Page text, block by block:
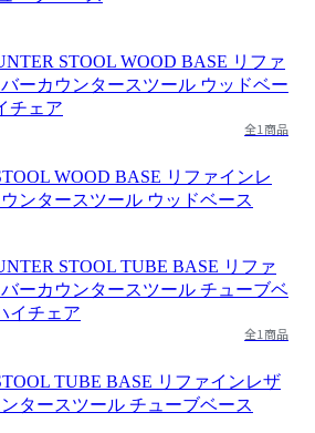
全1商品
WOOD BASE リファインレ
ンタースツール ウッドベース
全1商品
TUBE BASE リファインレザ
タースツール チューブベース